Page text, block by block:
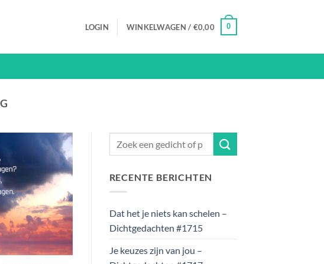
LOGIN WINKELWAGEN / €0,00 0
RECENTE BERICHTEN
Dat het je niets kan schelen –
Dichtgedachten #1715
Je keuzes zijn van jou –